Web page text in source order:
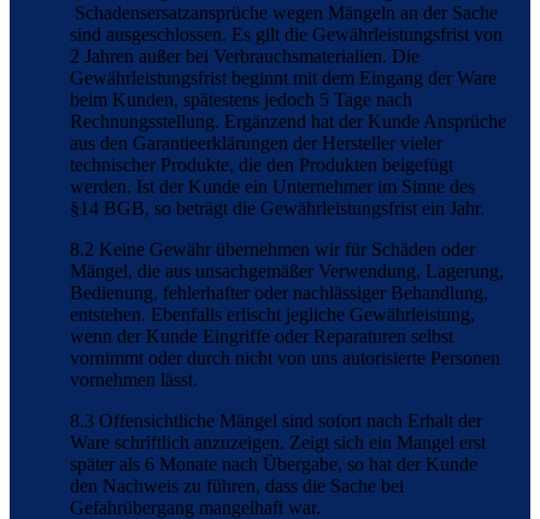
Schadensersatzansprüche wegen Mängeln an der Sache
sind ausgeschlossen. Es gilt die Gewährleistungsfrist von
2 Jahren außer bei Verbrauchsmaterialien. Die
Gewährleistungsfrist beginnt mit dem Eingang der Ware
beim Kunden, spätestens jedoch 5 Tage nach
Rechnungsstellung. Ergänzend hat der Kunde Ansprüche
aus den Garantieerklärungen der Hersteller vieler
technischer Produkte, die den Produkten beigefügt
werden. Ist der Kunde ein Unternehmer im Sinne des
§14 BGB, so beträgt die Gewährleistungsfrist ein Jahr.
8.2 Keine Gewähr übernehmen wir für Schäden oder
Mängel, die aus unsachgemäßer Verwendung, Lagerung,
Bedienung, fehlerhafter oder nachlässiger Behandlung,
entstehen. Ebenfalls erlischt jegliche Gewährleistung,
wenn der Kunde Eingriffe oder Reparaturen selbst
vornimmt oder durch nicht von uns autorisierte Personen
vornehmen lässt.
8.3 Offensichtliche Mängel sind sofort nach Erhalt der
Ware schriftlich anzuzeigen. Zeigt sich ein Mangel erst
später als 6 Monate nach Übergabe, so hat der Kunde
den Nachweis zu führen, dass die Sache bei
Gefahrübergang mangelhaft war.